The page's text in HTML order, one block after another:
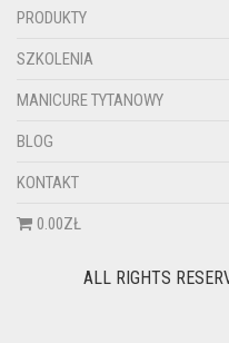
PRODUKTY
SZKOLENIA
MANICURE TYTANOWY
BLOG
KONTAKT
0.00ZŁ
ALL RIGHTS